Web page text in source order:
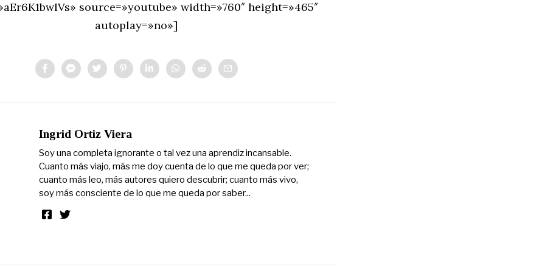
source=»youtube» width=»760″ height=»465″
autoplay=»no»]
Ingrid Ortiz Viera
Soy una completa ignorante o tal vez una aprendiz incansable.
Cuanto más viajo, más me doy cuenta de lo que me queda por ver;
cuanto más leo, más autores quiero descubrir; cuanto más vivo,
soy más consciente de lo que me queda por saber...